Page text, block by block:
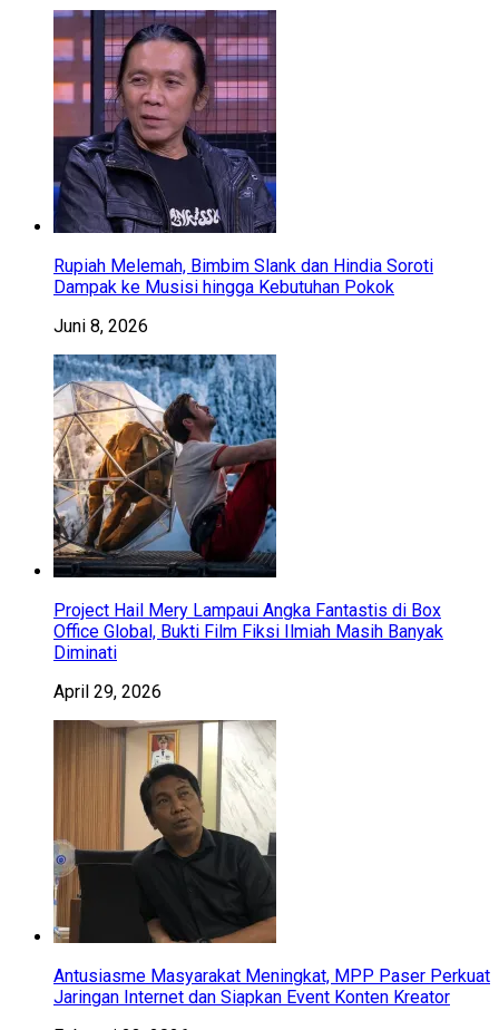
Rupiah Melemah, Bimbim Slank dan Hindia Soroti
Dampak ke Musisi hingga Kebutuhan Pokok
Juni 8, 2026
Project Hail Mery Lampaui Angka Fantastis di Box
Office Global, Bukti Film Fiksi Ilmiah Masih Banyak
Diminati
April 29, 2026
Antusiasme Masyarakat Meningkat, MPP Paser Perkuat
Jaringan Internet dan Siapkan Event Konten Kreator